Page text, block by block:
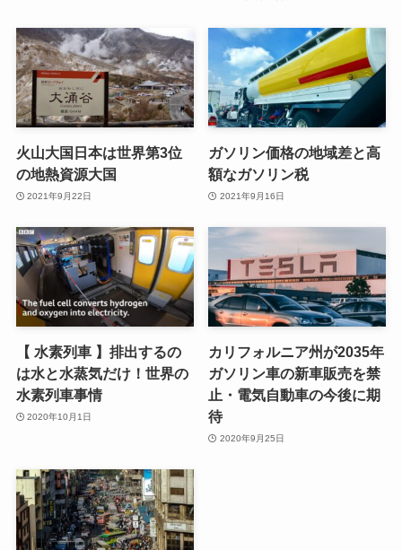
火山大国日本は世界第3位
の地熱資源大国
2021年9月22日
ガソリン価格の地域差と高
額なガソリン税
2021年9月16日
【 水素列車 】排出するの
は水と水蒸気だけ！世界の
水素列車事情
2020年10月1日
カリフォルニア州が2035年
ガソリン車の新車販売を禁
止・電気自動車の今後に期
待
2020年9月25日